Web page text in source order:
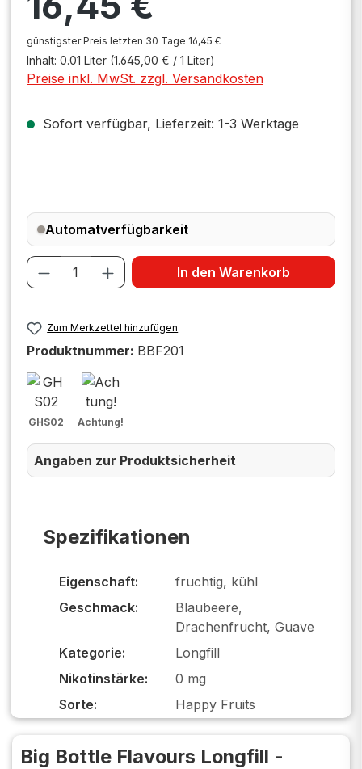
Spezifikationen
Eigenschaft:
fruchtig, kühl
Geschmack:
Blaubeere,
Drachenfrucht, Guave
Kategorie:
Longfill
Nikotinstärke:
0 mg
Sorte:
Happy Fruits
günstigster Preis letzten 30 Tage 16,45 €
Inhalt: 0.01 Liter (1.645,00 € / 1 Liter)
Preise inkl. MwSt. zzgl. Versandkosten
Sofort verfügbar, Lieferzeit: 1-3 Werktage
Automatverfügbarkeit
Produkt Anzahl: Gib den
In den Warenkorb
Zum Merkzettel hinzufügen
Produktnummer: BBF201
GHS02 Achtung!
Angaben zur Produktsicherheit
Big Bottle Flavours Longfill -